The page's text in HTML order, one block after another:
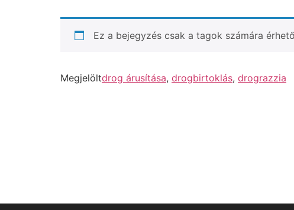
Ez a bejegyzés csak a tagok számára
Megjelöltdrog árusítása, drogbirtoklás, drograzzia